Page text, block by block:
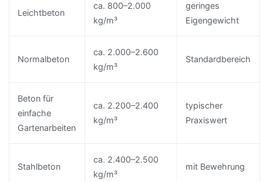
Leichtbeton
ca. 800–2.000
kg/m³
geringes
Eigengewicht
Normalbeton
ca. 2.000–2.600
kg/m³
Standardbereich
Beton für
einfache
Gartenarbeiten
ca. 2.200–2.400
kg/m³
typischer
Praxiswert
Stahlbeton
ca. 2.400–2.500
kg/m³
mit Bewehrung